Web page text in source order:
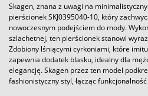
Skagen, znana z uwagi na
pierścionek SKJ0395040-10, który
nowoczesnym podejściem do mody.
szlachetnej, ten pierścionek stanowi
Zdobiony lśniącymi cyrkoniami, które
zapewnia dodatek blasku, idealny dla
elegancję. Skagen przez ten model
fashionistyczny styl, łącząc